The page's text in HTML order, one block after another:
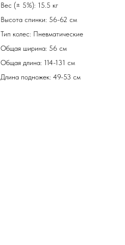
Вес (± 5%): 15.5 кг
Высота спинки: 56-62 см
Тип колес: Пневматические
Общая ширина: 56 см
Общая длина: 114-131 см
Длина подножек: 49-53 см